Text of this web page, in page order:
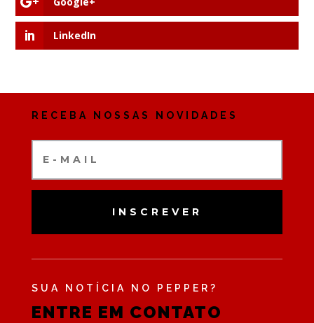
LinkedIn
RECEBA NOSSAS NOVIDADES
INSCREVER
SUA NOTÍCIA NO PEPPER?
ENTRE EM CONTATO